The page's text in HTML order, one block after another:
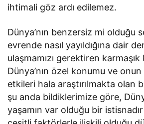
ihtimali göz ardı edilemez.
Dünya’nın benzersiz mi olduğu
evrende nasıl yayıldığına dair
ulaşmamızı gerektiren
Dünya’nın özel konumu ve
etkileri hala araştırılmakta olan
şu anda bildiklerimize göre,
yaşamın var olduğu bir